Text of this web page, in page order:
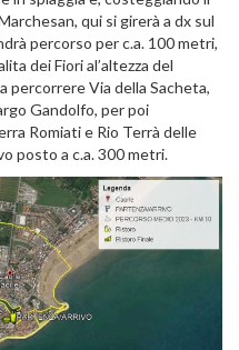
qui si girerà a dx sul
percorso per c.a. 100 metri,
dei Fiori al’altezza del
percorrere Via della Sacheta,
Gandolfo, per poi
Romiati e Rio Terrà delle
posto a c.a. 300 metri.